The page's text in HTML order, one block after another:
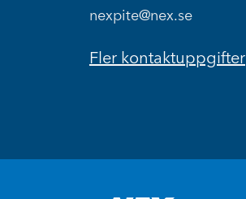
nexpite@nex.se
Fler kontaktuppgifter